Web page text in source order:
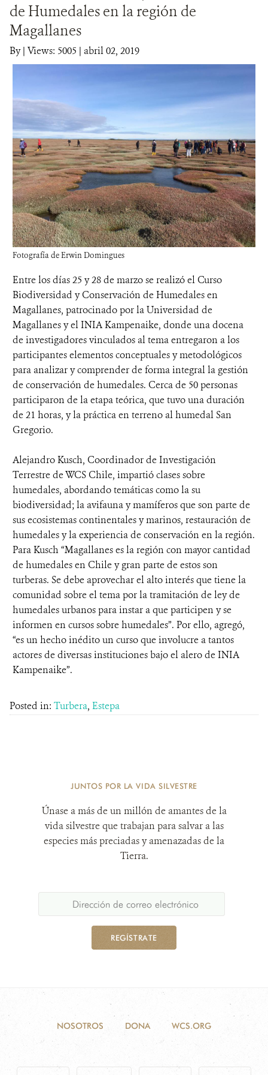
DONA
de Humedales en la región de
Magallanes
By| Views: 5005 | abril 02, 2019
Fotografía de Erwin Domingues
Entre los días 25 y 28 de marzo se realizó el Curso
Biodiversidad y Conservación de Humedales en
Magallanes, patrocinado por la Universidad de
Magallanes y el INIA Kampenaike, donde una docena
de investigadores vinculados al tema entregaron a los
participantes elementos conceptuales y metodológicos
para analizar y comprender de forma integral la gestión
de conservación de humedales. Cerca de 50 personas
participaron de la etapa teórica, que tuvo una duración
de 21 horas, y la práctica en terreno al humedal San
Gregorio.
Alejandro Kusch, Coordinador de Investigación
Terrestre de WCS Chile, impartió clases sobre
humedales, abordando temáticas como la su
biodiversidad; la avifauna y mamíferos que son parte de
sus ecosistemas continentales y marinos, restauración de
humedales y la experiencia de conservación en la región.
Para Kusch “Magallanes es la región con mayor cantidad
de humedales en Chile y gran parte de estos son
turberas. Se debe aprovechar el alto interés que tiene la
comunidad sobre el tema por la tramitación de ley de
humedales urbanos para instar a que participen y se
informen en cursos sobre humedales”. Por ello, agregó,
“es un hecho inédito un curso que involucre a tantos
actores de diversas instituciones bajo el alero de INIA
Kampenaike”.
Posted in: Turbera, Estepa
JUNTOS POR LA VIDA SILVESTRE
Únase a más de un millón de amantes de la
vida silvestre que trabajan para salvar a las
especies más preciadas y amenazadas de la
Tierra.
REGÍSTRATE
NOSOTROS DONA WCS.ORG